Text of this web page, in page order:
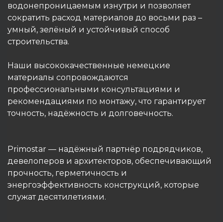
водонепроницаемым изнутри и позволяет
сократить расход материалов до восьми раз –
умный, зелёный и устойчивый способ
строительства.
Наши высококачественные немецкие
материалы сопровождаются
профессиональными консультациями и
рекомендациями по монтажу, что гарантирует
точность, надёжность и долговечность.
Primostar — надёжный партнёр подрядчиков,
девелоперов и архитекторов, обеспечивающий
прочность, герметичность и
энергоэффективность конструкций, которые
служат десятилетиями.